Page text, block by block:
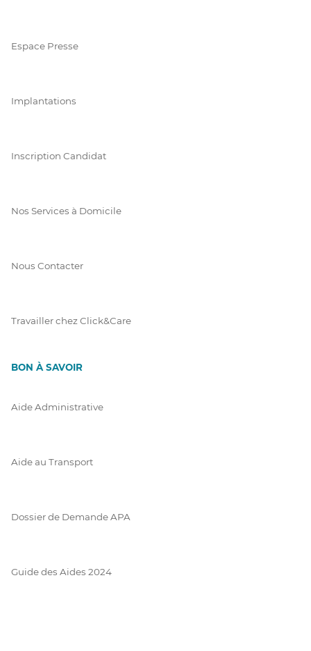
Espace Presse
Implantations
Inscription Candidat
Nos Services à Domicile
Nous Contacter
Travailler chez Click&Care
BON À SAVOIR
Aide Administrative
Aide au Transport
Dossier de Demande APA
Guide des Aides 2024